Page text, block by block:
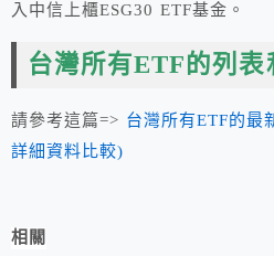
入中信上櫃ESG30 ETF基金。
台灣所有ETF的列表
請參考這篇=> 台灣所有ETF的最
詳細資料比較)
相關